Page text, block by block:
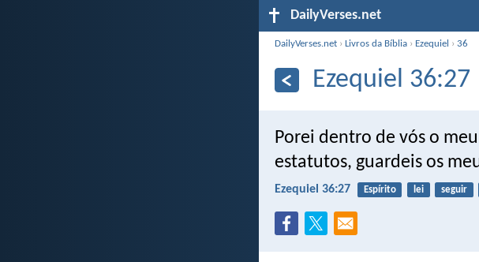
DailyVerses.net
DailyVerses.net ›Livros da Bíblia › Ezequiel ›36
Ezequiel 36:27
Porei dentro de vós o
estatutos, guardeis os
Ezequiel 36:27 Espírito lei seguir